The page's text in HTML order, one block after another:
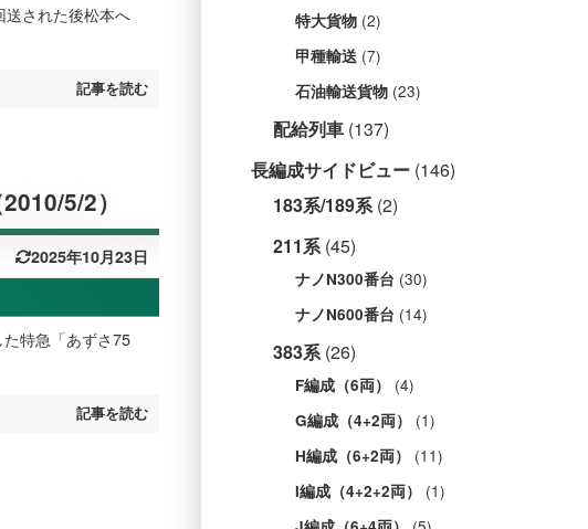
された後松本へ
記事を読む
5/2）
2025年10月23日
特急「あずさ75
記事を読む
特大貨物 (2)
甲種輸送 (7)
石油輸送貨物 (23)
配給列車 (137)
長編成サイドビュー (146)
183系/189系(2)
211系(45)
ナノN300番台 (30)
ナノN600番台 (14)
383系(26)
F編成（6両） (4)
G編成（4+2両） (1)
H編成（6+2両） (11)
I編成（4+2+2両） (1)